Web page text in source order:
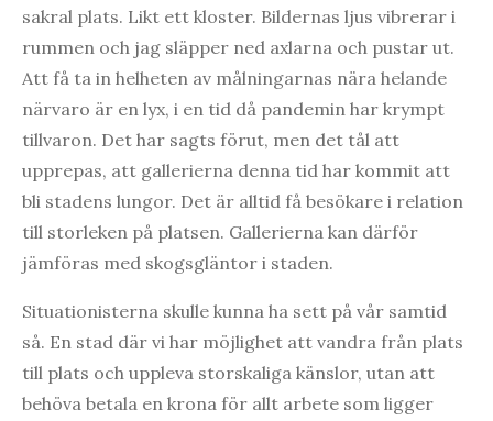
sakral plats. Likt ett kloster. Bildernas ljus vibrerar i
rummen och jag släpper ned axlarna och pustar ut.
Att få ta in helheten av målningarnas nära helande
närvaro är en lyx, i en tid då pandemin har krympt
tillvaron. Det har sagts förut, men det tål att
upprepas, att gallerierna denna tid har kommit att
bli stadens lungor. Det är alltid få besökare i relation
till storleken på platsen. Gallerierna kan därför
jämföras med skogsgläntor i staden.
Situationisterna skulle kunna ha sett på vår samtid
så. En stad där vi har möjlighet att vandra från plats
till plats och uppleva storskaliga känslor, utan att
behöva betala en krona för allt arbete som ligger